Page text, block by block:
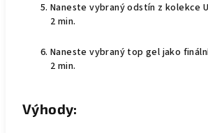
Naneste vybraný odstín z kolekce
2 min.
Naneste vybraný top gel jako
2 min.
Výhody: